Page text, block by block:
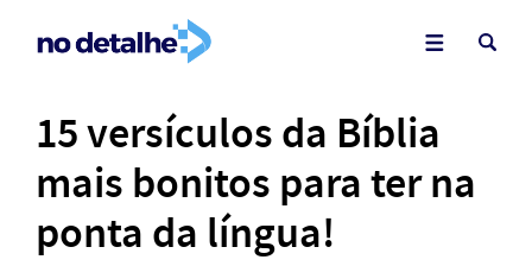
15 versículos da Bíblia
mais bonitos para ter na
ponta da língua!